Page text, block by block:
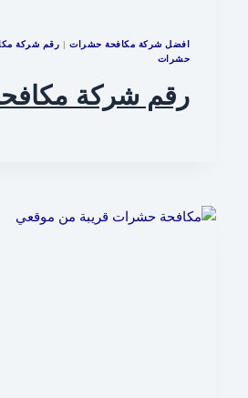
افضل شركة مكافحة حشرات | رقم شركة
حشرات
رقم شركة